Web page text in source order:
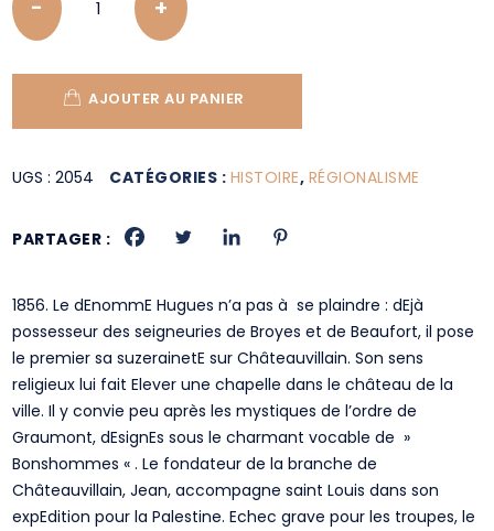
AJOUTER AU PANIER
UGS :2054 CATÉGORIES : HISTOIRE, RÉGIONALISME
PARTAGER :
1856. Le dEnommE Hugues n’a pas à se plaindre : dEjà
possesseur des seigneuries de Broyes et de Beaufort, il pose
le premier sa suzerainetE sur Châteauvillain. Son sens
religieux lui fait Elever une chapelle dans le château de la
ville. Il y convie peu après les mystiques de l’ordre de
Graumont, dEsignEs sous le charmant vocable de »
Bonshommes « . Le fondateur de la branche de
Châteauvillain, Jean, accompagne saint Louis dans son
expEdition pour la Palestine. Echec grave pour les troupes, le